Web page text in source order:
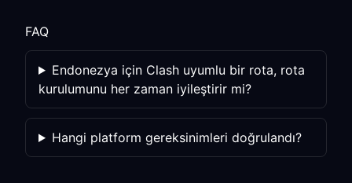
FAQ
Endonezya için Clash uyumlu bir rota, rota
kurulumunu her zaman iyileştirir mi?
Hangi platform gereksinimleri doğrulandı?